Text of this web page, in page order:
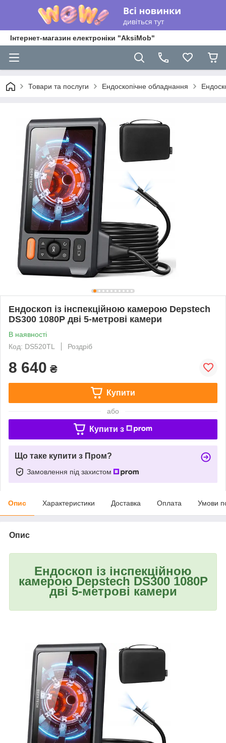
Інтернет-магазин електроніки "AksiMob"
Товари та послуги Ендоскопічне обладнання
Ендоскоп із інспекційною камерою Depstech
DS300 1080P дві 5-метрові камери
В наявності
Код: DS520TL
Роздріб
8 640 ₴
Купити
або
Купити з
Що таке купити з Пром?
Замовлення під захистом
Опис Характеристики Доставка Оплата Умови
Опис
Ендоскоп із інспекційною
камерою Depstech DS300 1080P
дві 5-метрові камери